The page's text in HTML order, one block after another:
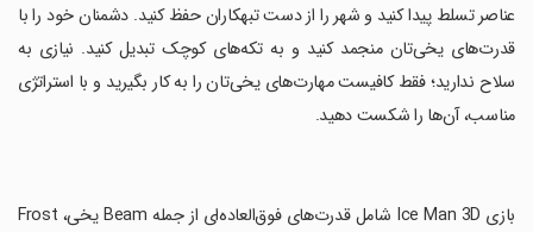
عناصر تسلط پیدا کنید و شهر را از دست تبهکاران حفظ کنید. دشمنان خود را با
قدرت‌های یخی‌تان منجمد کنید و به تکه‌های کوچک تبدیل کنید. نیازی به
سلاح ندارید؛ فقط کافیست مهارت‌های یخی‌تان را به کار بگیرید و با استراتژی
مناسب، آن‌ها را شکست دهید.
‏بازی Ice Man 3D شامل قدرت‌های فوق‌العاده‌ای از جمله Beam یخی، Frost